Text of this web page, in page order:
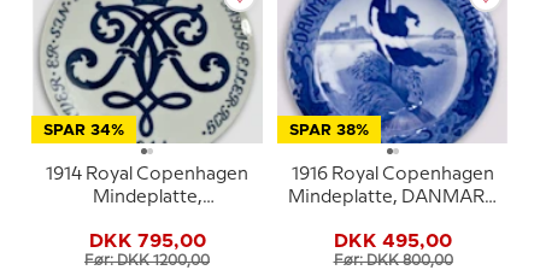
SPAR 34%
1914 Royal Copenhagen
Mindeplatte,
HVER ER SIN GAVE LIG
VÆRE SIG FATTIG
DKK 795,00
Før: DKK 1200,00
SPAR 38%
1916 Royal Copenhagen
Mindeplatte, DANMARK
DKK 495,00
Før: DKK 800,00